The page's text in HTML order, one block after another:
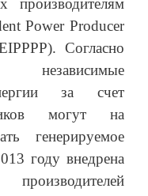
производителям
Power Producer
Согласно
за счет
могут на
генерируемое
году внедрена